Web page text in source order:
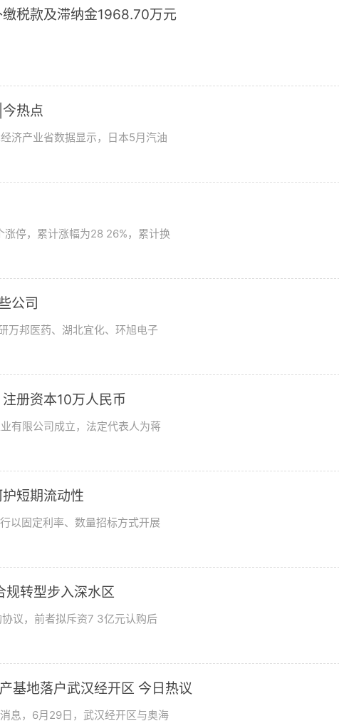
税款及滞纳金1968.70万元
热点
济产业省数据显示，日本5月汽油
停，累计涨幅为28 26%，累计换
公司
万邦医药、湖北宜化、环旭电子
册资本10万人民币
有限公司成立，法定代表人为蒋
短期流动性
以固定利率、数量招标方式开展
规转型步入深水区
议，前者拟斥资7 3亿元认购后
基地落户武汉经开区 今日热议
息，6月29日，武汉经开区与奥海